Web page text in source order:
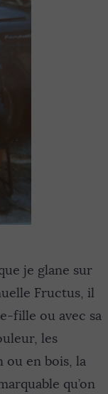
je glane sur
Fructus, il
fille ou avec sa
les
ou en bois, la
qu’on